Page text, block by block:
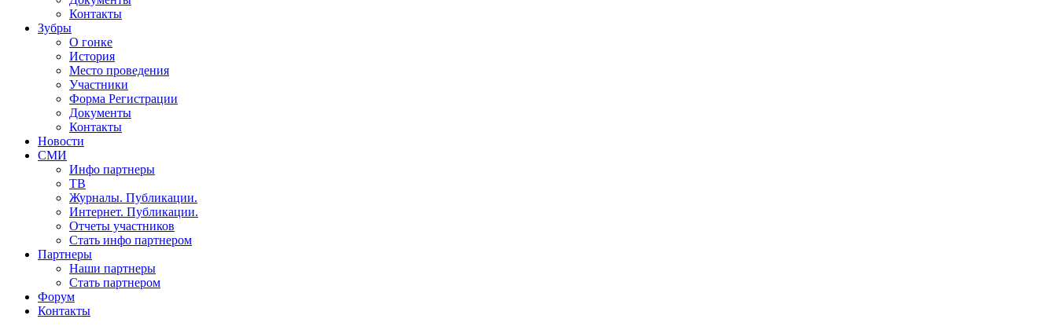
Контакты
Зубры
О гонке
История
Место проведения
Участники
Форма Регистрации
Документы
Контакты
Новости
СМИ
Инфо партнеры
ТВ
Журналы. Публикации.
Интернет. Публикации.
Отчеты участников
Стать инфо партнером
Партнеры
Наши партнеры
Стать партнером
Форум
Контакты